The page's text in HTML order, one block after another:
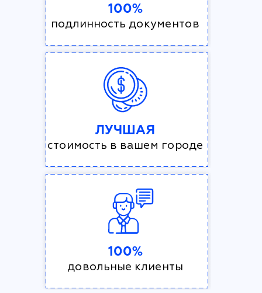
100%
подлинность документов
ЛУЧШАЯ
стоимость в вашем городе
100%
довольные клиенты